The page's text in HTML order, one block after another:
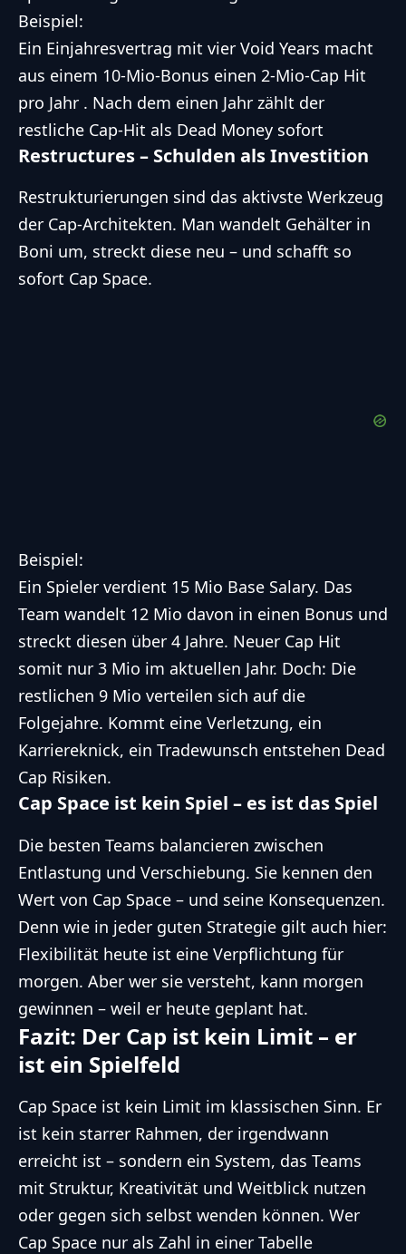
Beispiel:
Ein Einjahresvertrag mit vier Void Years macht
aus einem 10-Mio-Bonus einen 2-Mio-Cap Hit
pro Jahr . Nach dem einen Jahr zählt der
restliche Cap-Hit als Dead Money sofort
Restructures – Schulden als Investition
Restrukturierungen sind das aktivste Werkzeug
der Cap-Architekten. Man wandelt Gehälter in
Boni um, streckt diese neu – und schafft so
sofort Cap Space.
Beispiel:
Ein Spieler verdient 15 Mio Base Salary. Das
Team wandelt 12 Mio davon in einen Bonus und
streckt diesen über 4 Jahre. Neuer Cap Hit
somit nur 3 Mio im aktuellen Jahr. Doch: Die
restlichen 9 Mio verteilen sich auf die
Folgejahre. Kommt eine Verletzung, ein
Karriereknick, ein Tradewunsch entstehen Dead
Cap Risiken.
Cap Space ist kein Spiel – es ist das Spiel
Die besten Teams balancieren zwischen
Entlastung und Verschiebung. Sie kennen den
Wert von Cap Space – und seine Konsequenzen.
Denn wie in jeder guten Strategie gilt auch hier:
Flexibilität heute ist eine Verpflichtung für
morgen. Aber wer sie versteht, kann morgen
gewinnen – weil er heute geplant hat.
Fazit: Der Cap ist kein Limit – er
ist ein Spielfeld
Cap Space ist kein Limit im klassischen Sinn. Er
ist kein starrer Rahmen, der irgendwann
erreicht ist – sondern ein System, das Teams
mit Struktur, Kreativität und Weitblick nutzen
oder gegen sich selbst wenden können. Wer
Cap Space nur als Zahl in einer Tabelle